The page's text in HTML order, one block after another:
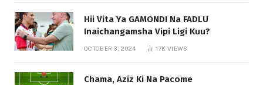
Hii Vita Ya GAMONDI Na FADLU
Inaichangamsha Vipi Ligi Kuu?
OCTOBER 3, 2024 17KVIEWS
Chama, Aziz Ki Na Pacome